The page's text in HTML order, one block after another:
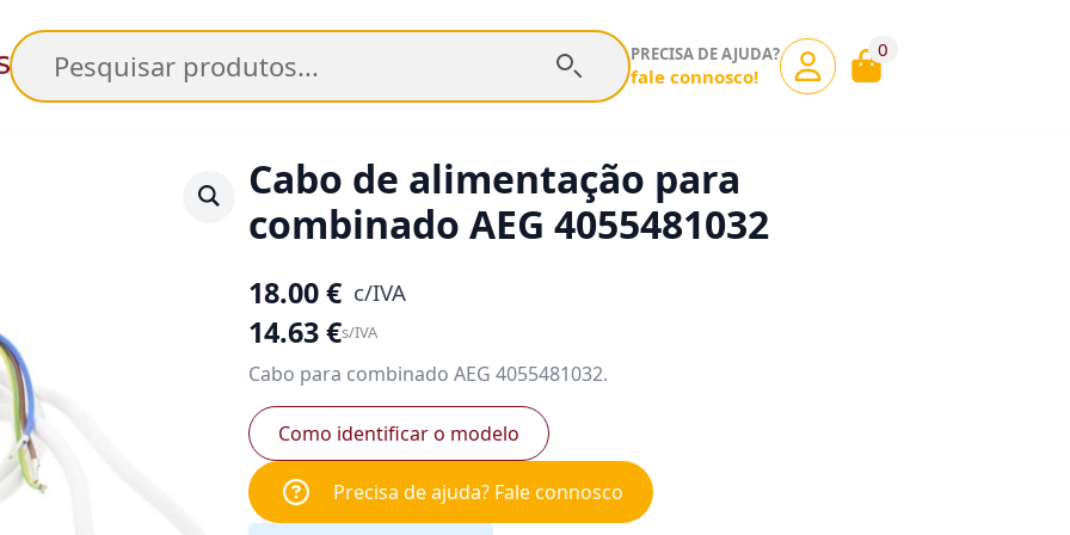
Pesquisar PRECISA DE AJUDA?
fale connosco!
0
Cabo de alimentação para
combinado AEG 4055481032
18.00€ c/IVA
14.63€s/IVA
Cabo para combinado AEG 4055481032.
Como identificar o modelo
Precisa de ajuda? Fale connosco